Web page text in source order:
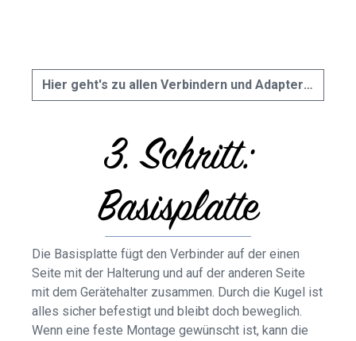
Hier geht's zu allen Verbindern und Adaptern »
3. Schritt:
Basisplatte
Die Basisplatte fügt den Verbinder auf der einen
Seite mit der Halterung und auf der anderen Seite
mit dem Gerätehalter zusammen. Durch die Kugel ist
alles sicher befestigt und bleibt doch beweglich.
Wenn eine feste Montage gewünscht ist, kann die